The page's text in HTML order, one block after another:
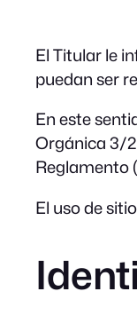
El Titular le
puedan ser
En este
Orgánica 3/
Reglamento
El uso de